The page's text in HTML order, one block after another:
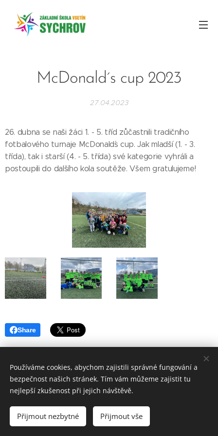
McDonald´s cup 2023
27.04.2023
26. dubna se naši žáci 1. - 5. tříd zůčastnili tradičního
fotbalového turnaje McDonald´s cup. Jak mladší (1. - 3.
třída), tak i starší (4. - 5. třída) své kategorie vyhráli a
postoupili do dalšího kola soutěže. Všem gratulujeme!
Share
© 2017ZÁKLADNÍ ŠKOLA VSETÍN, SYCHROV 97.
Vytvořeno službou Webnode
Používáme cookies, abychom zajistili správné fungování a
bezpečnost našich stránek. Tím vám můžeme zajistit tu
nejlepší zkušenost při jejich návštěvě.
Přijmout nezbytné Přijmout vše